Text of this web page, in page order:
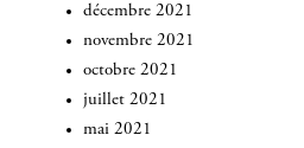
décembre 2021
novembre 2021
octobre 2021
juillet 2021
mai 2021